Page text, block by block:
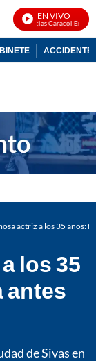
EN VIVO
Noticias Caracol En Vivo
ACCIDENTE
actriz a los 35 años:
los 35
antes
de Sivas en